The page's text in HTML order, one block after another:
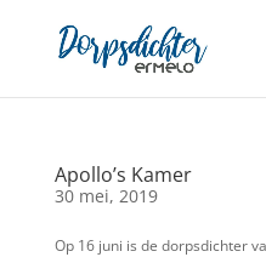
Apollo’s Kamer
30 mei, 2019
Op 16 juni is de dorpsdichter